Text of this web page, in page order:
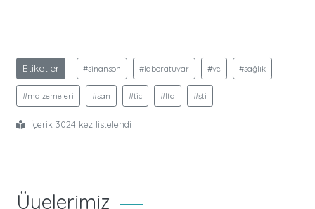
Etiketler #sinanson #laboratuvar #ve #sağlık
#malzemeleri #san #tic #ltd #şti
İçerik 3024 kez listelendi
Üyelerimiz